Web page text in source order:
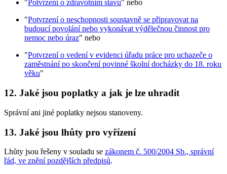
"Potvrzení o zdravotním stavu" nebo
"Potvrzení o neschopnosti soustavně se připravovat na
budoucí povolání nebo vykonávat výdělečnou činnost pro
nemoc nebo úraz" nebo
"Potvrzení o vedení v evidenci úřadu práce pro uchazeče o
zaměstnání po skončení povinné školní docházky do 18. roku
věku"
12. Jaké jsou poplatky a jak je lze uhradit
Správní ani jiné poplatky nejsou stanoveny.
13. Jaké jsou lhůty pro vyřízení
Lhůty jsou řešeny v souladu se zákonem č. 500/2004 Sb., správní
řád, ve znění pozdějších předpisů.